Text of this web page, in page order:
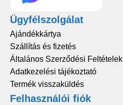
Ügyfélszolgálat
Ajándékkártya
Szállítás és fizetés
Általános Szerződési Feltételek
Adatkezelési tájékoztató
Termék visszaküldés
Felhasználói fiók